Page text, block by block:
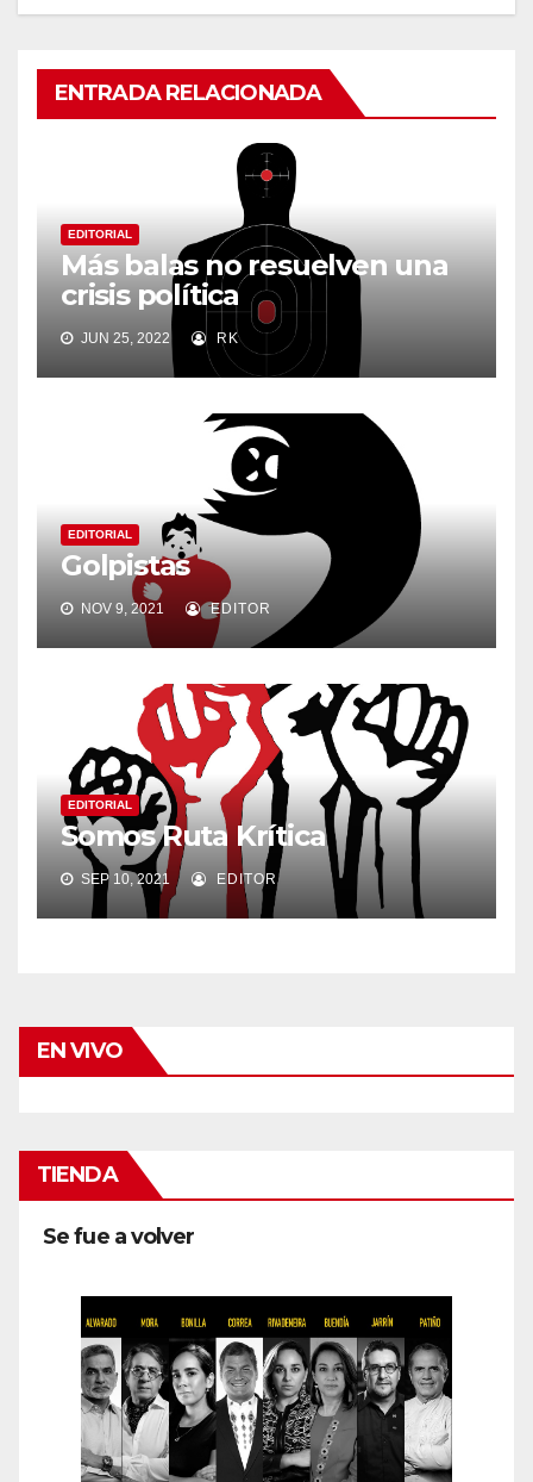
ENTRADA RELACIONADA
EDITORIAL
Más balas no resuelven una
crisis política
JUN 25, 2022 RK
EDITORIAL
Golpistas
NOV 9, 2021 EDITOR
EDITORIAL
Somos Ruta Krítica
SEP 10, 2021 EDITOR
EN VIVO
TIENDA
Se fue a volver